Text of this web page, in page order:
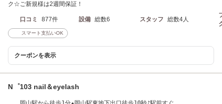
ク☆ご新規様は2週間保証！
口コミ 877件 設備 総数6 スタッフ 総数4人
スマート支払いOK
クーポンを表示
N゜103 nail＆eyelash